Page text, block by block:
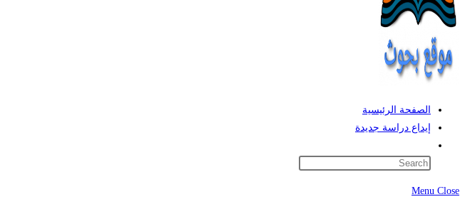
الصفحة الرئيسية
إيداع دراسة جديدة
website
Menu Close